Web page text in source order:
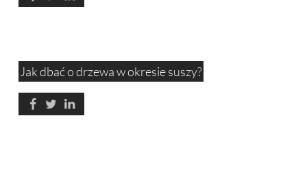
Jak dbać o drzewa w okresie suszy?